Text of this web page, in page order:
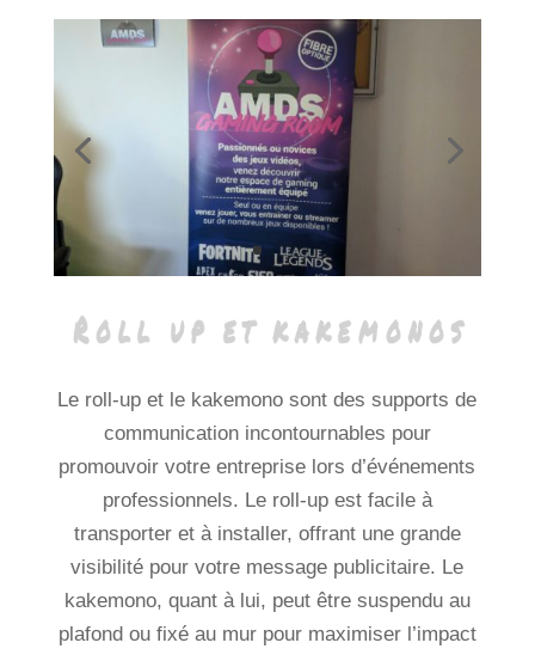
Le roll-up et le kakemono sont des supports de
communication incontournables pour
promouvoir votre entreprise lors d’événements
professionnels. Le roll-up est facile à
transporter et à installer, offrant une grande
visibilité pour votre message publicitaire. Le
kakemono, quant à lui, peut être suspendu au
plafond ou fixé au mur pour maximiser l’impact